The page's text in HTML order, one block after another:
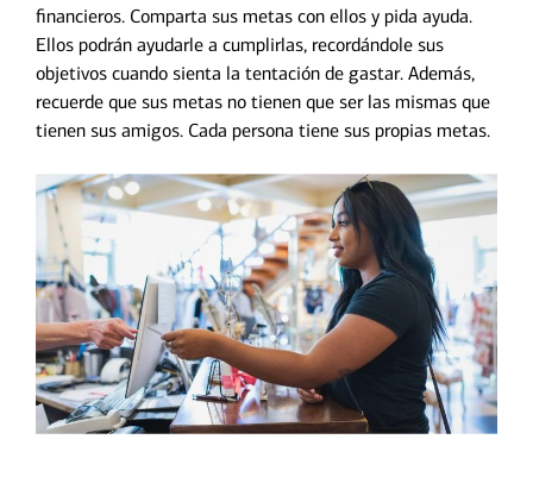
financieros. Comparta sus metas con ellos y pida ayuda.
Ellos podrán ayudarle a cumplirlas, recordándole sus
objetivos cuando sienta la tentación de gastar. Además,
recuerde que sus metas no tienen que ser las mismas que
tienen sus amigos. Cada persona tiene sus propias metas.